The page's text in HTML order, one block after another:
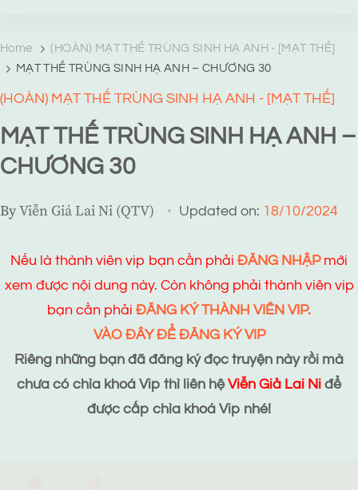
Home
(HOÀN) MẠT THẾ TRÙNG SINH HẠ ANH - [MẠT THẾ]
MẠT THẾ TRÙNG SINH HẠ ANH – CHƯƠNG 30
(HOÀN) MẠT THẾ TRÙNG SINH HẠ ANH - [MẠT THẾ]
MẠT THẾ TRÙNG SINH HẠ ANH –
CHƯƠNG 30
ByViễn Giả Lai Ni (QTV) Updated on: 18/10/2024
Nếu là thành viên vip bạn cần phải ĐĂNG NHẬPmới
xem được nội dung này. Còn không phải thành viên vip
bạn cần phải ĐĂNG KÝ THÀNH VIÊN VIP.
VÀO ĐÂY ĐỂ ĐĂNG KÝ VIP
Riêng những bạn đã đăng ký đọc truyện này rồi mà
chưa có chìa khoá Vip thì liên hệViễn Giả Lai Ni để
được cấp chìa khoá Vip nhé!